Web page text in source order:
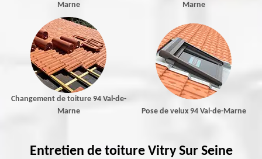
Marne
Marne
Changement de toiture 94 Val-de-
Marne
Pose de velux 94 Val-de-Marne
Entretien de toiture Vitry Sur Seine